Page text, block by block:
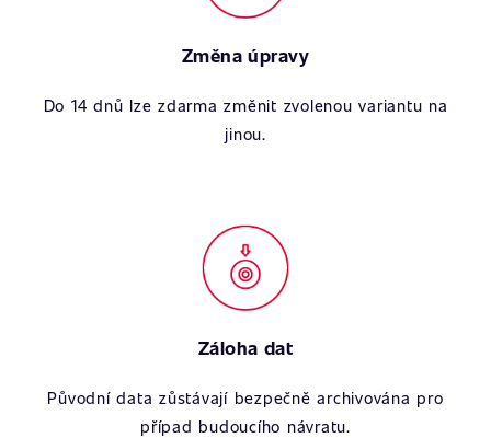
Změna úpravy
Do 14 dnů lze zdarma změnit zvolenou variantu na
jinou.
Záloha dat
Původní data zůstávají bezpečně archivována pro
případ budoucího návratu.